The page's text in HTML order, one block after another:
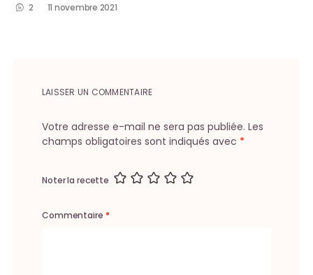
2 11 novembre 2021
LAISSER UN COMMENTAIRE
Votre adresse e-mail ne sera pas publiée. Les
champs obligatoires sont indiqués avec *
Noter la recette
Commentaire *